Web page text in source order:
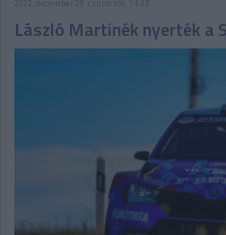
2022. december 29. csütörtök, 14:43
László Martinék nyerték a